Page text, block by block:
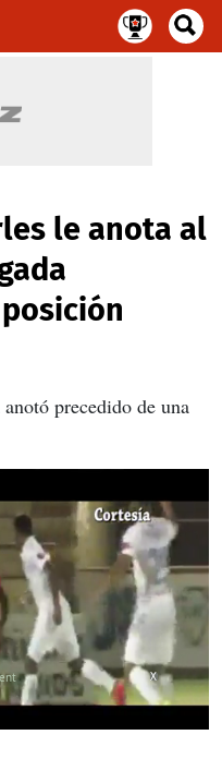
le anota al
precedido de una
X